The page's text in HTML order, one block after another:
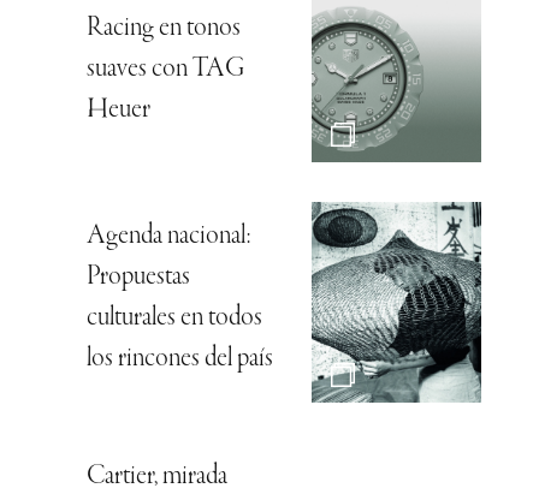
Racing en tonos
suaves con TAG
Heuer
Agenda nacional:
Propuestas
culturales en todos
los rincones del país
Cartier, mirada